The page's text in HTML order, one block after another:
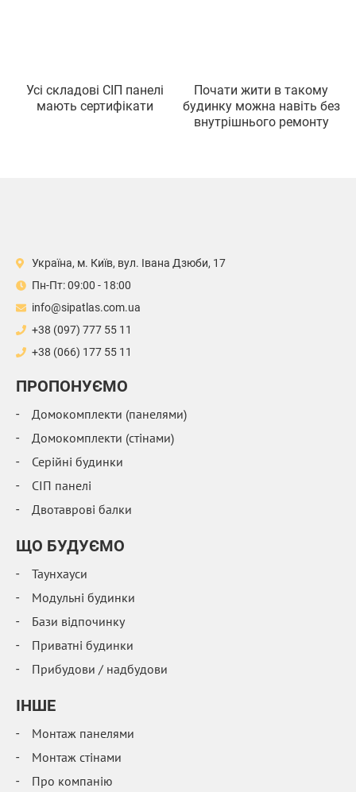
Усi складовi СIП панелi
мають сертифiкати
Почати жити в такому
будинку можна навiть без
внутрiшнього ремонту
Україна, м. Київ, вул. Івана Дзюби, 17
Пн-Пт: 09:00 - 18:00
info@sipatlas.com.ua
+38 (097) 777 55 11
+38 (066) 177 55 11
ПРОПОНУЄМО
Домокомплекти (панелями)
Домокомплекти (стінами)
Серійні будинки
СІП панелі
Двотаврові балки
ЩО БУДУЄМО
Таунхауси
Модульні будинки
Бази відпочинку
Приватні будинки
Прибудови / надбудови
IНШЕ
Монтаж панелями
Монтаж стінами
Про компанію